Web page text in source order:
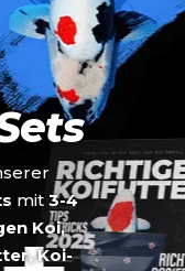
mit 3-4
Koi,
Koi-